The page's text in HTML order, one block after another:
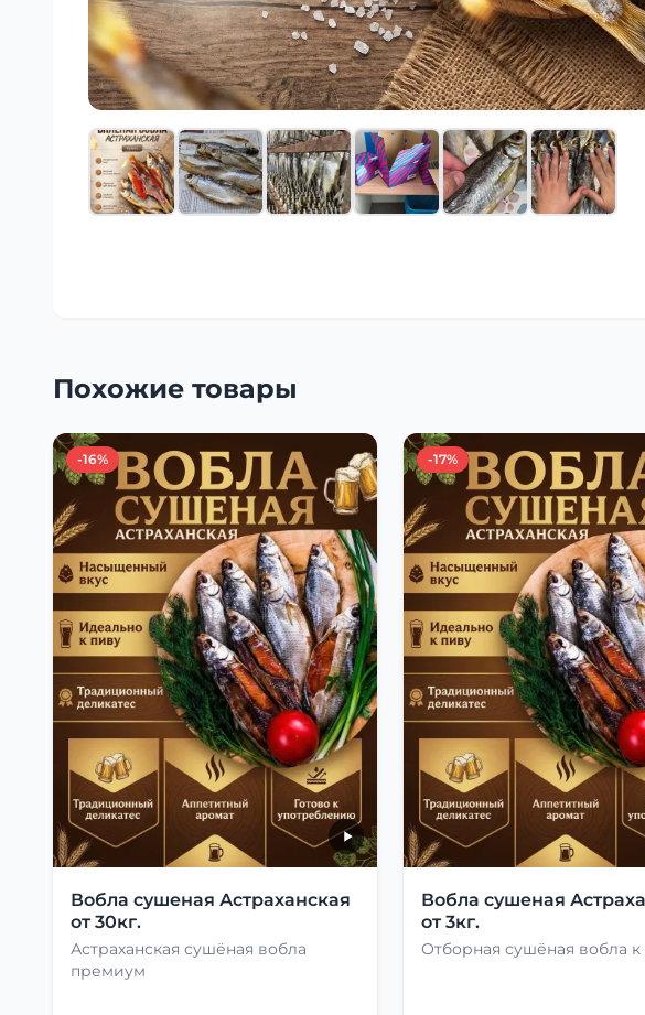
Похожие товары
-16%
Вобла сушеная Астраханская
от 30кг.
Астраханская сушёная вобла
премиум
-17%
Вобла сушеная
от 3кг.
Отборная сушёная вобла к